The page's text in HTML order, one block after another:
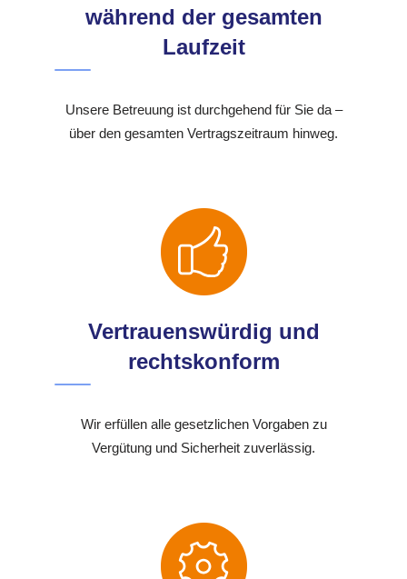
während der gesamten
Laufzeit
Unsere Betreuung ist durchgehend für Sie da –
über den gesamten Vertragszeitraum hinweg.
Vertrauenswürdig und
rechtskonform
Wir erfüllen alle gesetzlichen Vorgaben zu
Vergütung und Sicherheit zuverlässig.